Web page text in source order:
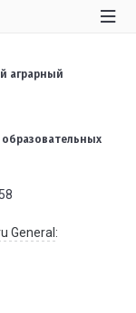
аграрный
General: